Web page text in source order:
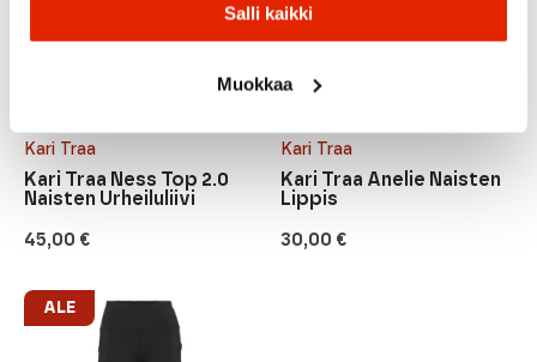
Salli kaikki
Muokkaa
Kari Traa
45,00 €
Kari Traa Ness Top 2.0
Naisten Urheiluliivi
Kari Traa
30,00 €
Kari Traa Anelie Naisten
Lippis
ALE